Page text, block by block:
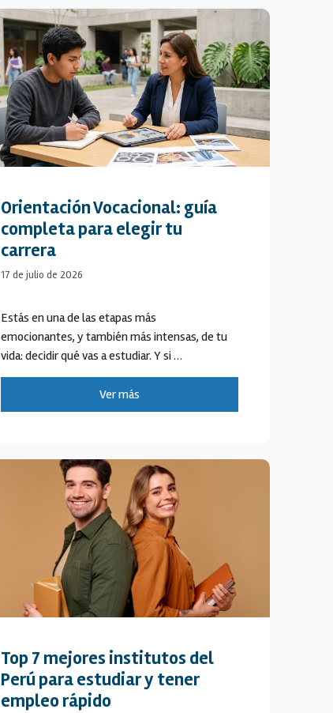
Orientación Vocacional: guía
completa para elegir tu
carrera
17 de julio de 2026
Estás en una de las etapas más
emocionantes, y también más intensas, de tu
vida: decidir qué vas a estudiar. Y si …
Ver más
Top 7 mejores institutos del
Perú para estudiar y tener
empleo rápido